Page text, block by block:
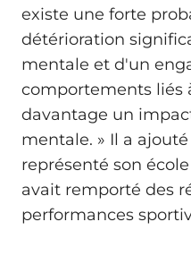
existe une forte
détérioration
mentale et d'un
comportements liés
davantage un
mentale. » Il a
représenté son
avait remporté des
performances